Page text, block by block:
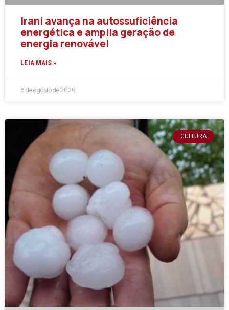
Irani avança na autossuficiência
energética e amplia geração de
energia renovável
LEIA MAIS »
6 de agosto de 2026
CULTURA